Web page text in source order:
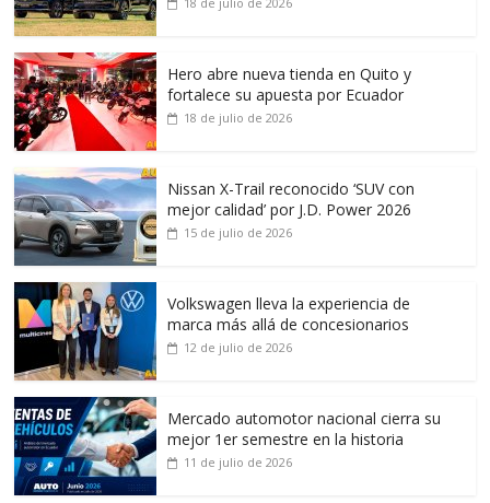
Hero abre nueva tienda en Quito y
fortalece su apuesta por Ecuador
18 de julio de 2026
Nissan X-Trail reconocido ‘SUV con
mejor calidad’ por J.D. Power 2026
15 de julio de 2026
Volkswagen lleva la experiencia de
marca más allá de concesionarios
12 de julio de 2026
Mercado automotor nacional cierra su
mejor 1er semestre en la historia
11 de julio de 2026